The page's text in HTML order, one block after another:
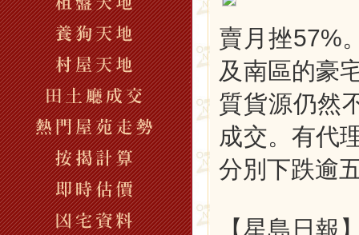
賣月挫57%
及南區的豪
質貨源仍然
成交。有代
分別下跌逾
【星島日報